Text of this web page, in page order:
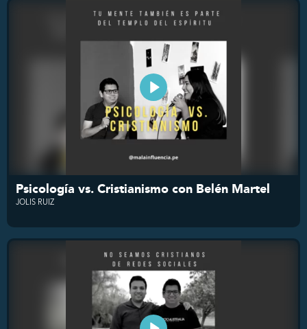
Psicología vs. Cristianismo con Belén Martel
JOLIS RUIZ